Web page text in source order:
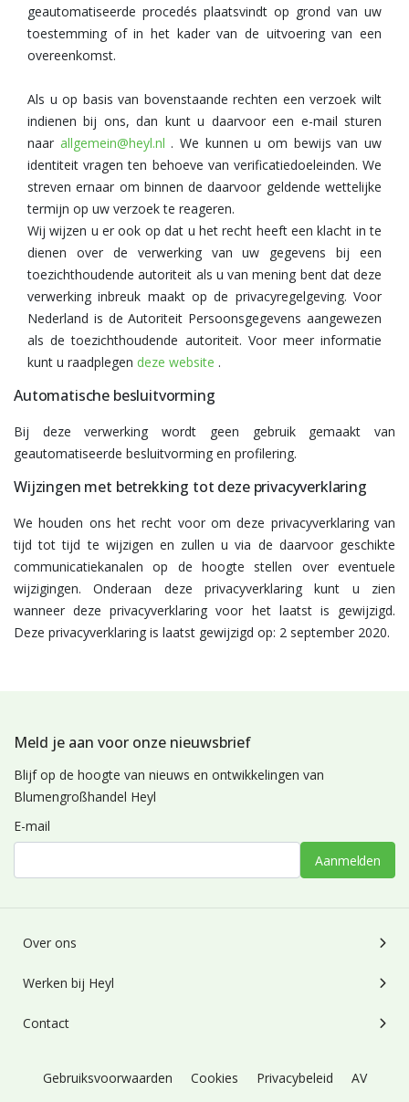
geautomatiseerde procedés plaatsvindt op grond van uw
toestemming of in het kader van de uitvoering van een
overeenkomst.
Als u op basis van bovenstaande rechten een verzoek wilt
indienen bij ons, dan kunt u daarvoor een e-mail sturen
naar allgemein@heyl.nl . We kunnen u om bewijs van uw
identiteit vragen ten behoeve van verificatiedoeleinden. We
streven ernaar om binnen de daarvoor geldende wettelijke
termijn op uw verzoek te reageren.
Wij wijzen u er ook op dat u het recht heeft een klacht in te
dienen over de verwerking van uw gegevens bij een
toezichthoudende autoriteit als u van mening bent dat deze
verwerking inbreuk maakt op de privacyregelgeving. Voor
Nederland is de Autoriteit Persoonsgegevens aangewezen
als de toezichthoudende autoriteit. Voor meer informatie
kunt u raadplegen deze website .
Automatische besluitvorming
Bij deze verwerking wordt geen gebruik gemaakt van
geautomatiseerde besluitvorming en profilering.
Wijzingen met betrekking tot deze privacyverklaring
We houden ons het recht voor om deze privacyverklaring van
tijd tot tijd te wijzigen en zullen u via de daarvoor geschikte
communicatiekanalen op de hoogte stellen over eventuele
wijzigingen. Onderaan deze privacyverklaring kunt u zien
wanneer deze privacyverklaring voor het laatst is gewijzigd.
Deze privacyverklaring is laatst gewijzigd op: 2 september 2020.
Meld je aan voor onze nieuwsbrief
Blijf op de hoogte van nieuws en ontwikkelingen van
Blumengroßhandel Heyl
E-mail
Aanmelden
Over ons
Werken bij Heyl
Contact
Gebruiksvoorwaarden Cookies Privacybeleid AV